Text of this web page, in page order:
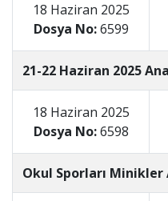
18 Haziran 2025
Dosya No:6599
21-22 Haziran 2025
18 Haziran 2025
Dosya No:6598
Okul Sporları Minikler